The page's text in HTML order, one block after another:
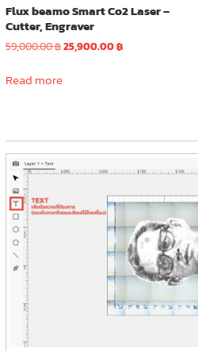
Flux beamo Smart Co2 Laser –
Cutter, Engraver
59,000.00฿Original
25,900.00฿Current
Read more